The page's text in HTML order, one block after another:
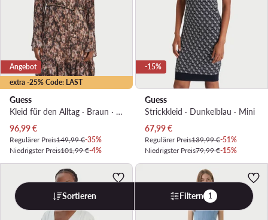
extra -25% Code: LAST
Angebot
Guess
Kleid für den Alltag · Braun · Mini
Aktueller Preis
96,99€
Regulärer Preis149,99 €-35%
Niedrigster Preis101,99 €-4%
-15%
Guess
Strickkleid · Dunkelblau · Mini
Aktueller Preis
67,99€
Regulärer Preis139,99 €-51%
Niedrigster Preis79,99 €-15%
Sortieren Filtern 1